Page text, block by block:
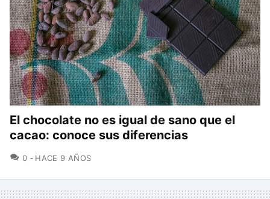
El chocolate no es igual de sano que el
cacao: conoce sus diferencias
0 COMENTARIOS
HACE 9 AÑOS